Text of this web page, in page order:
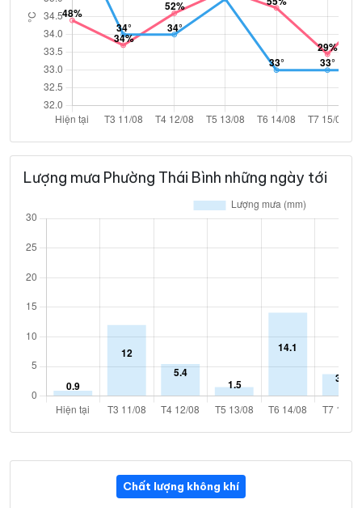
Lượng mưa Phường Thái Bình những ngày tới
Chất lượng không khí